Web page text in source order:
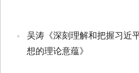
吴涛《深刻理解和把握习近
想的理论意蕴》